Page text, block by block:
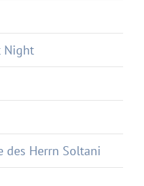
Night
des Herrn Soltani